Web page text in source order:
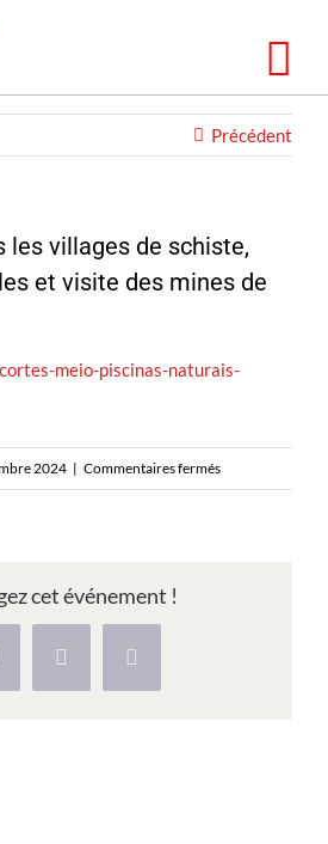
Précédent
les villages de schiste,
et visite des mines de
2024 | Commentaires ferméssur
Caminhando
cet événement !
X Pinterest